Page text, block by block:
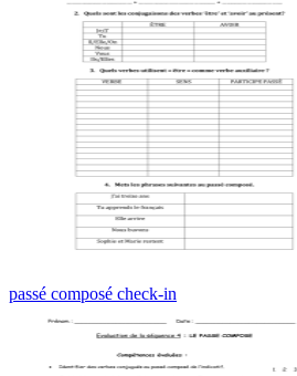
passé composé check-in